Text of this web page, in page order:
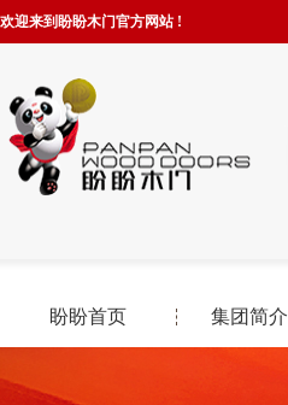
欢迎来到盼盼木门官方网站 !
盼盼首页 集团简介